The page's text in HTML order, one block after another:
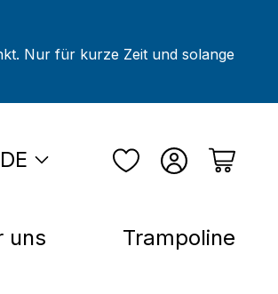
Nur für kurze Zeit und solange
DE
uns Trampoline